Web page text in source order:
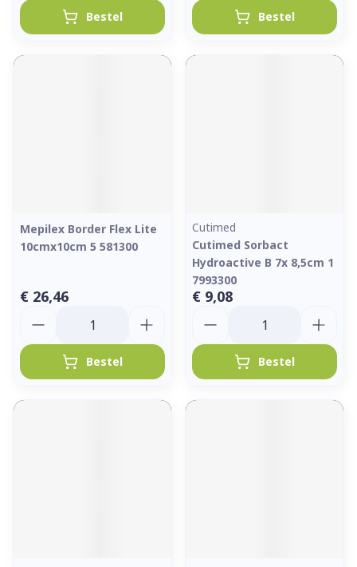
Bestel Bestel
Mepilex Border Flex Lite
10cmx10cm 5 581300
€ 26,46
Bestel
Cutimed
Cutimed Sorbact
Hydroactive B 7x 8,5cm 1
7993300
€ 9,08
Bestel